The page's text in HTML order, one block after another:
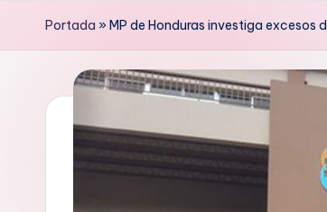
Portada »MP de Honduras investiga excesos